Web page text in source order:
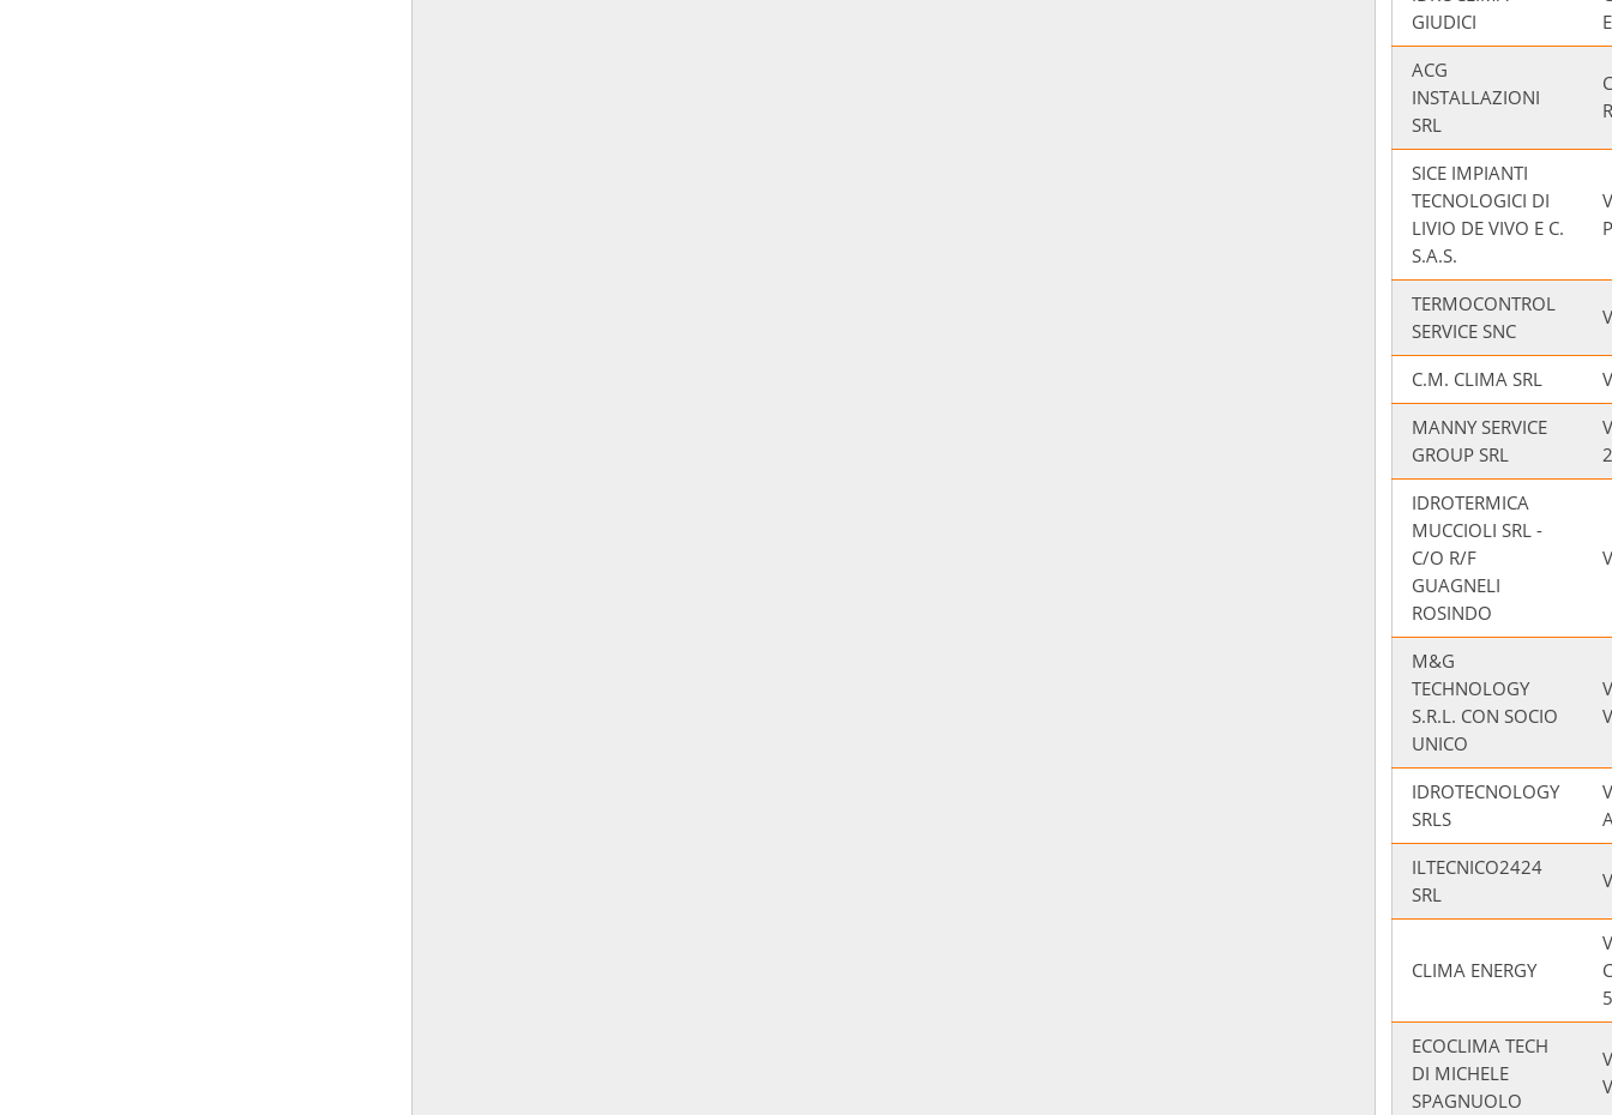
GIUDICI
ACG
INSTALLAZIONI
SRL
SICE IMPIANTI
TECNOLOGICI DI
LIVIO DE VIVO E C.
S.A.S.
TERMOCONTROL
SERVICE SNC
C.M. CLIMA SRL
MANNY SERVICE
GROUP SRL
IDROTERMICA
MUCCIOLI SRL -
C/O R/F
GUAGNELI
ROSINDO
M&G
TECHNOLOGY
S.R.L. CON SOCIO
UNICO
IDROTECNOLOGY
SRLS
ILTECNICO2424
SRL
CLIMA ENERGY
ECOCLIMA TECH
DI MICHELE
SPAGNUOLO